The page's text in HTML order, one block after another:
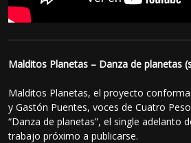
Malditos Planetas – Danza de planetas
Malditos Planetas, el proyecto
y Gastón Puentes, voces de Cuatro
“Danza de planetas”, el single adelanto
trabajo próximo a publicarse.